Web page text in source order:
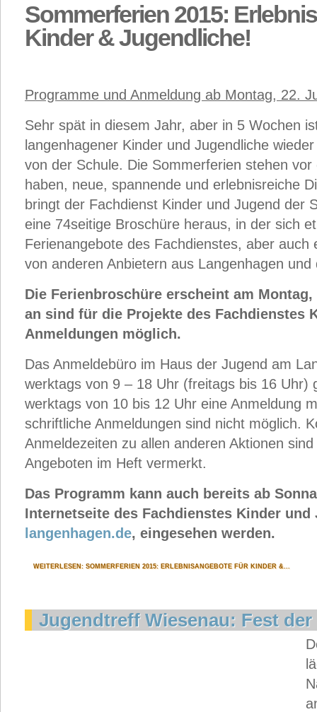
Sommerferien 2015:
Kinder & Jugendliche!
Programme und Anmeldung ab Montag, 22.
Sehr spät in diesem Jahr, aber in 5 Wochen
langenhagener Kinder und Jugendliche
von der Schule. Die Sommerferien stehen
haben, neue, spannende und erlebnisreiche
bringt der Fachdienst Kinder und Jugend der
eine 74seitige Broschüre heraus, in der sich
Ferienangebote des Fachdienstes, aber auch
von anderen Anbietern aus Langenhagen
Die Ferienbroschüre erscheint am
an sind für die Projekte des Fachdienstes
Anmeldungen möglich.
Das Anmeldebüro im Haus der Jugend am
werktags von 9 – 18 Uhr (freitags bis 16 Uhr)
werktags von 10 bis 12 Uhr eine Anmeldung
schriftliche Anmeldungen sind nicht möglich.
Anmeldezeiten zu allen anderen Aktionen
Angeboten im Heft vermerkt.
Das Programm kann auch bereits ab
Internetseite des Fachdienstes Kinder
langenhagen.de, eingesehen werden.
WEITERLESEN: SOMMERFERIEN 2015: ERLEBNISANGEBOTE FÜR KINDER &...
Jugendtreff Wiesenau: Fest der